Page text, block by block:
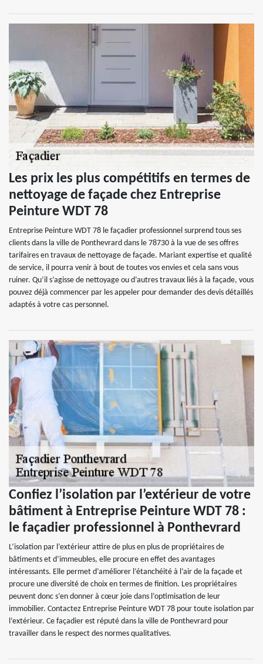
Les prix les plus compétitifs en termes de
nettoyage de façade chez Entreprise
Peinture WDT 78
Entreprise Peinture WDT 78 le façadier professionnel surprend tous ses
clients dans la ville de Ponthevrard dans le 78730 à la vue de ses offres
tarifaires en travaux de nettoyage de façade. Mariant expertise et qualité
de service, il pourra venir à bout de toutes vos envies et cela sans vous
ruiner. Qu’il s’agisse de nettoyage ou d’autres travaux liés à la façade, vous
pouvez déjà commencer par les appeler pour demander des devis détaillés
adaptés à votre cas personnel.
Confiez l’isolation par l’extérieur de votre
bâtiment à Entreprise Peinture WDT 78 :
le façadier professionnel à Ponthevrard
L’isolation par l’extérieur attire de plus en plus de propriétaires de
bâtiments et d’immeubles, elle procure en effet des avantages
intéressants. Elle permet d’améliorer l’étanchéité à l’air de la façade et
procure une diversité de choix en termes de finition. Les propriétaires
peuvent donc s’en donner à cœur joie dans l’optimisation de leur
immobilier. Contactez Entreprise Peinture WDT 78 pour toute isolation par
l’extérieur. Ce façadier est réputé dans la ville de Ponthevrard pour
travailler dans le respect des normes qualitatives.